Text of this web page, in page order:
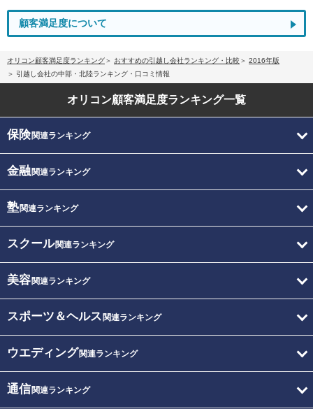
顧客満足度について
オリコン顧客満足度ランキング おすすめの引越し会社ランキング・比較
2016年版
引越し会社の中部・北陸ランキング・口コミ情報
オリコン顧客満足度ランキング一覧
保険関連ランキング
金融関連ランキング
塾関連ランキング
スクール関連ランキング
美容関連ランキング
スポーツ＆ヘルス 関連ランキング
ウエディング関連ランキング
通信関連ランキング